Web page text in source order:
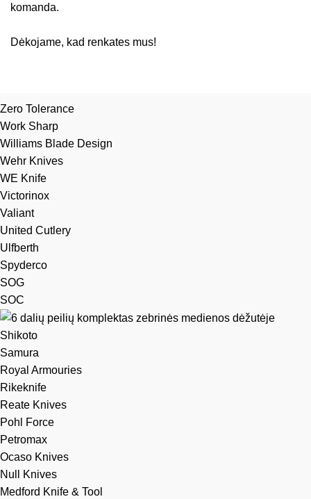
komanda.
Dėkojame, kad renkates mus!
Zero Tolerance
Work Sharp
Williams Blade Design
Wehr Knives
WE Knife
Victorinox
Valiant
United Cutlery
Ulfberth
Spyderco
SOG
SOC
Shikoto
Samura
Royal Armouries
Rikeknife
Reate Knives
Pohl Force
Petromax
Ocaso Knives
Null Knives
Medford Knife & Tool